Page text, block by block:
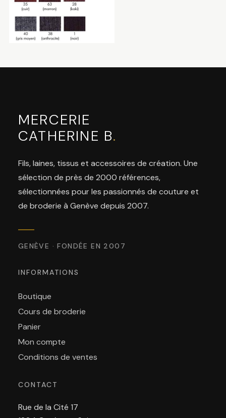
MERCERIE
CATHERINE B.
Fils, laines, tissus et accessoires de création. Une
sélection de près de 2000 références,
sélectionnées pour les passionnés de couture et
de broderie à Genève depuis 2007.
GENÈVE · FONDÉE EN 2007
INFORMATIONS
Boutique
Cours de broderie
Panier
Mon compte
Conditions de ventes
CONTACT
Rue de la Cité 17